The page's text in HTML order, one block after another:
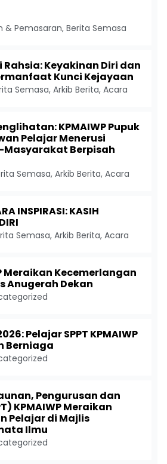
& Pemasaran, Berita Semasa
Rahsia: Keyakinan Diri dan
Kunci Kejayaan
Semasa, Arkib Berita, Acara
KPMAIWP Pupuk
Pelajar Menerusi
Masyarakat Berpisah
Semasa, Arkib Berita, Acara
INSPIRASI: KASIH
Semasa, Arkib Berita, Acara
Meraikan Kecemerlangan
Anugerah Dekan
Pelajar SPPT KPMAIWP
Berniaga
Pengurusan dan
KPMAIWP Meraikan
Pelajar di Majlis
Ilmu